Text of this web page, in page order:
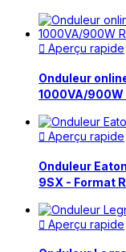
 Aperçu rapide
Onduleur
1000VA/900W
 Aperçu rapide
Onduleur
9SX - Format
 Aperçu rapide